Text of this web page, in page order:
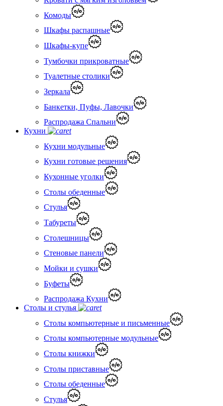
Комоды
Шкафы распашные
Шкафы-купе
Тумбочки прикроватные
Туалетные столики
Зеркала
Банкетки, Пуфы, Лавочки
Распродажа Спальни
Кухни
Кухни модульные
Кухни готовые решения
Кухонные уголки
Столы обеденные
Стулья
Табуреты
Столешницы
Стеновые панели
Мойки и сушки
Буфеты
Распродажа Кухни
Столы и стулья
Столы компьютерные и письменные
Столы компьютерные модульные
Столы книжки
Столы приставные
Столы обеденные
Стулья